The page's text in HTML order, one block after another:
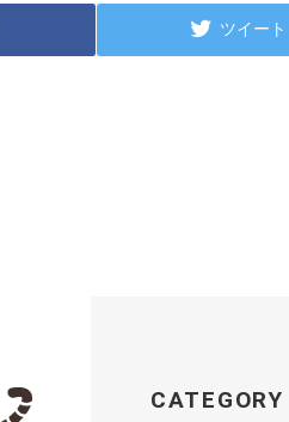
ツイート
CATEGORY